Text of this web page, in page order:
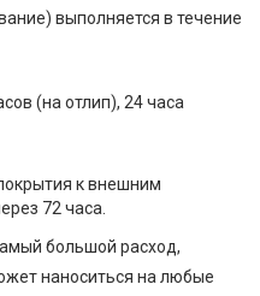
выполняется в течение
(на отлип), 24 часа
к внешним
72 часа.
большой расход,
наноситься на любые